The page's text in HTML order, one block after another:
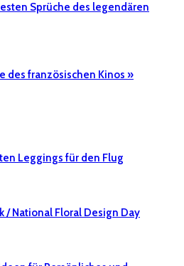
Sprüche des legendären
des französischen Kinos »
Leggings für den Flug
/ National Floral Design Day